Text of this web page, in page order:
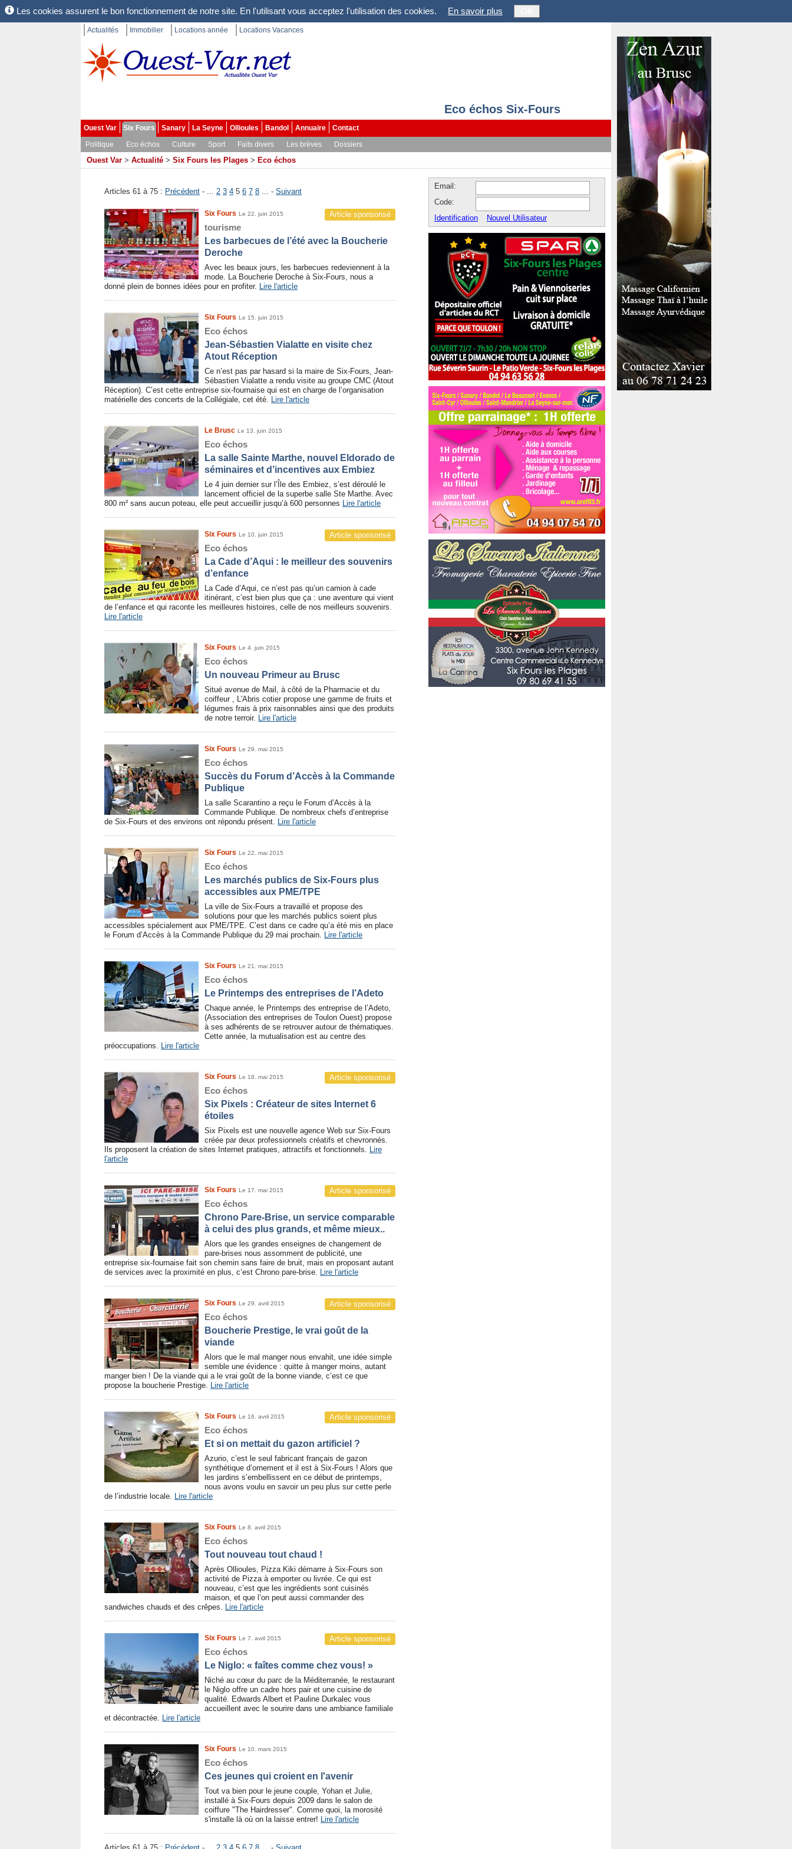
Les cookies assurent le bon fonctionnement de notre site. En l'utilisant vous acceptez l'utilisation des cookies. En savoir plus
Actualités Immobilier Locations année Locations Vacances
Eco échos Six-Fours
Ouest Var Six Fours Sanary La Seyne Ollioules Bandol Annuaire
Contact
Politique
Eco échos Culture Sport Faits divers Les brèves Dossiers
Ouest Var > Actualité > Six Fours les Plages > Eco échos
Articles 61 à 75 : Précédent - ... 2 3 4 5 6 7 8 ... - Suivant
Six Fours Le 22. juin 2015 Article sponsorisé
tourisme
Les barbecues de l’été avec la Boucherie
Deroche
Avec les beaux jours, les barbecues redeviennent à la
mode. La Boucherie Deroche à Six-Fours, nous a
donné plein de bonnes idées pour en profiter. Lire l'article
Six Fours Le 15. juin 2015
Eco échos
Jean-Sébastien Vialatte en visite chez
Atout Réception
Ce n’est pas par hasard si la maire de Six-Fours, Jean-
Sébastien Vialatte a rendu visite au groupe CMC (Atout
Réception). C’est cette entreprise six-fournaise qui est en charge de l’organisation
matérielle des concerts de la Collégiale, cet été. Lire l'article
Le Brusc Le 13. juin 2015
Eco échos
La salle Sainte Marthe, nouvel Eldorado de
séminaires et d’incentives aux Embiez
Le 4 juin dernier sur l’Île des Embiez, s’est déroulé le
lancement officiel de la superbe salle Ste Marthe. Avec
800 m² sans aucun poteau, elle peut accueillir jusqu’à 600 personnes Lire l'article
Six Fours Le 10. juin 2015 Article sponsorisé
Eco échos
La Cade d’Aqui : le meilleur des souvenirs
d’enfance
La Cade d’Aqui, ce n’est pas qu’un camion à cade
itinérant, c’est bien plus que ça : une aventure qui vient
de l’enfance et qui raconte les meilleures histoires, celle de nos meilleurs souvenirs.
Lire l'article
Six Fours Le 4. juin 2015
Eco échos
Un nouveau Primeur au Brusc
Situé avenue de Mail, à côté de la Pharmacie et du
coiffeur , L'Abris cotier propose une gamme de fruits et
légumes frais à prix raisonnables ainsi que des produits
de notre terroir. Lire l'article
Six Fours Le 29. mai 2015
Eco échos
Succès du Forum d’Accès à la Commande
Publique
La salle Scarantino a reçu le Forum d’Accès à la
Commande Publique. De nombreux chefs d’entreprise
de Six-Fours et des environs ont répondu présent. Lire l'article
Six Fours Le 22. mai 2015
Eco échos
Les marchés publics de Six-Fours plus
accessibles aux PME/TPE
La ville de Six-Fours a travaillé et propose des
solutions pour que les marchés publics soient plus
accessibles spécialement aux PME/TPE. C’est dans ce cadre qu’a été mis en place
le Forum d’Accès à la Commande Publique du 29 mai prochain. Lire l'article
Six Fours Le 21. mai 2015
Eco échos
Le Printemps des entreprises de l’Adeto
Chaque année, le Printemps des entreprise de l’Adeto,
(Association des entreprises de Toulon Ouest) propose
à ses adhérents de se retrouver autour de thématiques.
Cette année, la mutualisation est au centre des
préoccupations. Lire l'article
Six Fours Le 18. mai 2015 Article sponsorisé
Eco échos
Six Pixels : Créateur de sites Internet 6
étoiles
Six Pixels est une nouvelle agence Web sur Six-Fours
créée par deux professionnels créatifs et chevronnés.
Ils proposent la création de sites Internet pratiques, attractifs et fonctionnels. Lire
l'article
Six Fours Le 17. mai 2015 Article sponsorisé
Eco échos
Chrono Pare-Brise, un service comparable
à celui des plus grands, et même mieux..
Alors que les grandes enseignes de changement de
pare-brises nous assomment de publicité, une
entreprise six-fournaise fait son chemin sans faire de bruit, mais en proposant autant
de services avec la proximité en plus, c’est Chrono pare-brise. Lire l'article
Six Fours Le 29. avril 2015 Article sponsorisé
Eco échos
Boucherie Prestige, le vrai goût de la
viande
Alors que le mal manger nous envahit, une idée simple
semble une évidence : quitte à manger moins, autant
manger bien ! De la viande qui a le vrai goût de la bonne viande, c’est ce que
propose la boucherie Prestige. Lire l'article
Six Fours Le 16. avril 2015 Article sponsorisé
Eco échos
Et si on mettait du gazon artificiel ?
Azurio, c’est le seul fabricant français de gazon
synthétique d’ornement et il est à Six-Fours ! Alors que
les jardins s’embellissent en ce début de printemps,
nous avons voulu en savoir un peu plus sur cette perle
de l’industrie locale. Lire l'article
Six Fours Le 8. avril 2015
Eco échos
Tout nouveau tout chaud !
Après Ollioules, Pizza Kiki démarre à Six-Fours son
activité de Pizza à emporter ou livrée. Ce qui est
nouveau, c’est que les ingrédients sont cuisinés
maison, et que l’on peut aussi commander des
sandwiches chauds et des crêpes. Lire l'article
Six Fours Le 7. avril 2015 Article sponsorisé
Eco échos
Le Niglo: « faîtes comme chez vous! »
Niché au cœur du parc de la Méditerranée, le restaurant
le Niglo offre un cadre hors pair et une cuisine de
qualité. Edwards Albert et Pauline Durkalec vous
accueillent avec le sourire dans une ambiance familiale
et décontractée. Lire l'article
Six Fours Le 10. mars 2015
Eco échos
Ces jeunes qui croient en l'avenir
Tout va bien pour le jeune couple, Yohan et Julie,
installé à Six-Fours depuis 2009 dans le salon de
coiffure "The Hairdresser". Comme quoi, la morosité
s'installe là où on la laisse entrer! Lire l'article
Email:
Code:
Identification
Nouvel Utilisateur